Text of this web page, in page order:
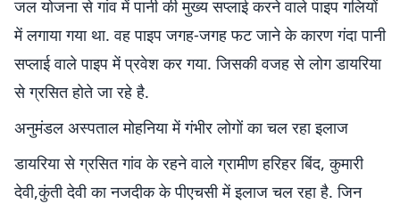
जल योजना से गांव में पानी की मुख्य सप्लाई करने वाले पाइप गलियों
में लगाया गया था. वह पाइप जगह-जगह फट जाने के कारण गंदा पानी
सप्लाई वाले पाइप में प्रवेश कर गया. जिसकी वजह से लोग डायरिया
से ग्रसित होते जा रहे है.
अनुमंडल अस्पताल मोहनिया में गंभीर लोगों का चल रहा इलाज
डायरिया से ग्रसित गांव के रहने वाले ग्रामीण हरिहर बिंद, कुमारी
देवी,कुंती देवी का नजदीक के पीएचसी में इलाज चल रहा है. जिन